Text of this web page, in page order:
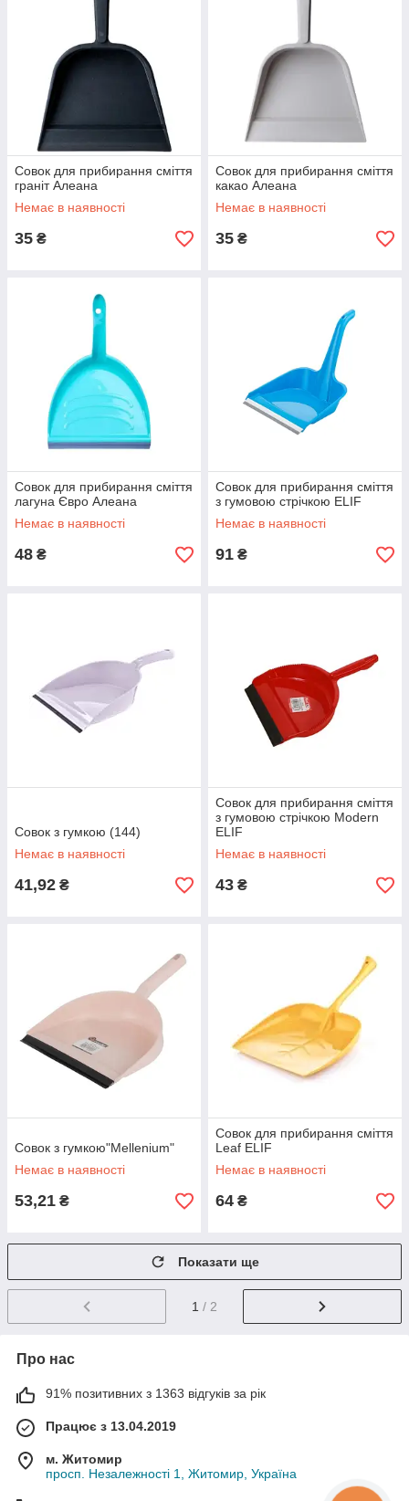
Совок для прибирання сміття
граніт Алеана
Немає в наявності
35 ₴
Совок для прибирання сміття
какао Алеана
Немає в наявності
35 ₴
Совок для прибирання сміття
лагуна Євро Алеана
Немає в наявності
48 ₴
Совок для прибирання сміття
з гумовою стрічкою ELIF
Немає в наявності
91 ₴
Совок з гумкою (144)
Немає в наявності
41,92 ₴
Совок для прибирання сміття
з гумовою стрічкою Modern
ELIF
Немає в наявності
43 ₴
Совок з гумкою"Mellenium"
Немає в наявності
53,21 ₴
Совок для прибирання сміття
Leaf ELIF
Немає в наявності
64 ₴
Показати ще
1 / 2
Про нас
91% позитивних з 1363 відгуків за рік
Працює з 13.04.2019
м. Житомир
просп. Незалежності 1, Житомир, Україна